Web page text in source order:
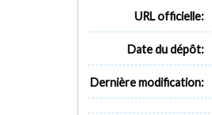
URL officielle:
Date du dépôt:
Dernière modification: